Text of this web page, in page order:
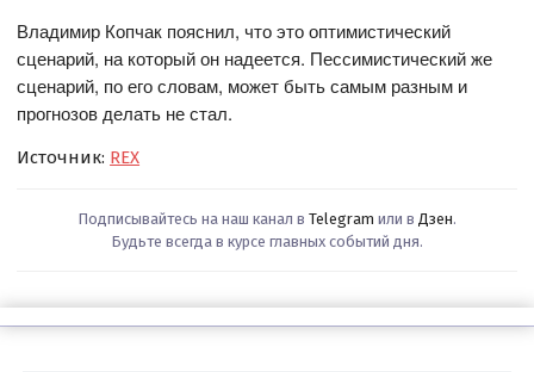
Владимир Копчак пояснил, что это оптимистический
сценарий, на который он надеется. Пессимистический же
сценарий, по его словам, может быть самым разным и
прогнозов делать не стал.
Источник: REX
Подписывайтесь на наш канал в Telegram или в Дзен.
Будьте всегда в курсе главных событий дня.